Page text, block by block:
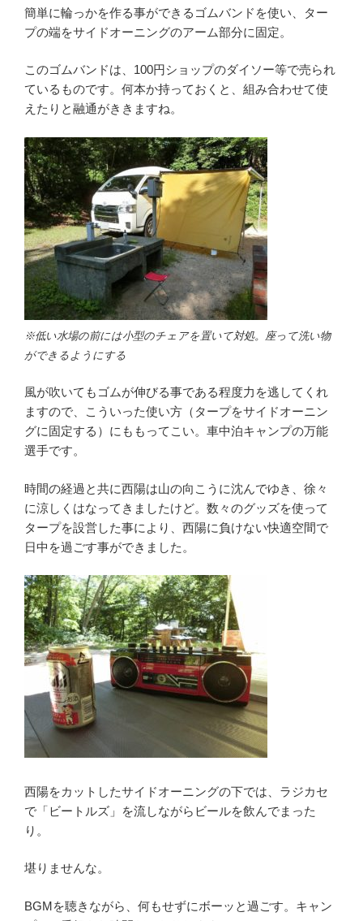
簡単に輪っかを作る事ができるゴムバンドを使い、ター
プの端をサイドオーニングのアーム部分に固定。
このゴムバンドは、100円ショップのダイソー等で売られ
ているものです。何本か持っておくと、組み合わせて使
えたりと融通がききますね。
※低い水場の前には小型のチェアを置いて対処。座って洗い物
ができるようにする
風が吹いてもゴムが伸びる事である程度力を逃してくれ
ますので、こういった使い方（タープをサイドオーニン
グに固定する）にももってこい。車中泊キャンプの万能
選手です。
時間の経過と共に西陽は山の向こうに沈んでゆき、徐々
に涼しくはなってきましたけど。数々のグッズを使って
タープを設営した事により、西陽に負けない快適空間で
日中を過ごす事ができました。
西陽をカットしたサイドオーニングの下では、ラジカセ
で「ビートルズ」を流しながらビールを飲んでまった
り。
堪りませんな。
BGMを聴きながら、何もせずにボーッと過ごす。キャン